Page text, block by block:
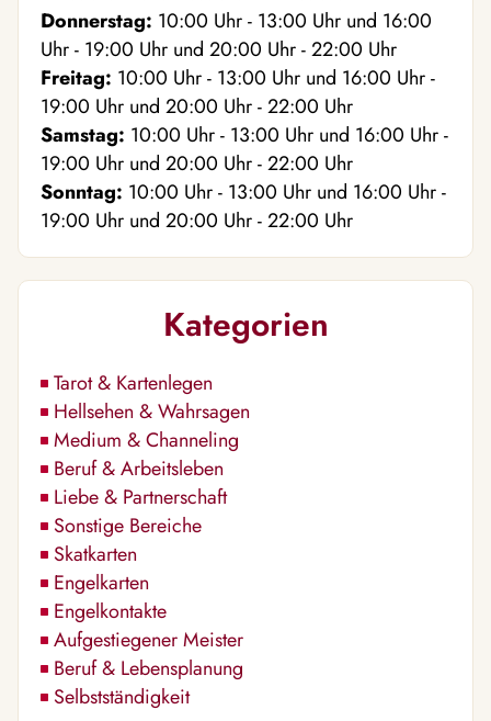
Donnerstag: 10:00 Uhr- 13:00 Uhr und 16:00
Uhr- 19:00 Uhr und 20:00 Uhr- 22:00 Uhr
Freitag: 10:00 Uhr- 13:00 Uhr und 16:00 Uhr-
19:00 Uhr und 20:00 Uhr- 22:00 Uhr
Samstag: 10:00 Uhr- 13:00 Uhr und 16:00 Uhr-
19:00 Uhr und 20:00 Uhr- 22:00 Uhr
Sonntag: 10:00 Uhr- 13:00 Uhr und 16:00 Uhr-
19:00 Uhr und 20:00 Uhr- 22:00 Uhr
Kategorien
Tarot & Kartenlegen
Hellsehen & Wahrsagen
Medium & Channeling
Beruf & Arbeitsleben
Liebe & Partnerschaft
Sonstige Bereiche
Skatkarten
Engelkarten
Engelkontakte
Aufgestiegener Meister
Beruf & Lebensplanung
Selbstständigkeit